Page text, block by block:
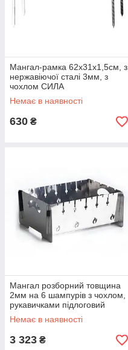
Мангал-рамка 62х31х1,5см, з
нержавіючої сталі 3мм, з
чохлом СИЛА
Немає в наявності
630 ₴
Мангал розборний товщина
2мм на 6 шампурів з чохлом,
рукавичками підлоговий
СИЛА
Немає в наявності
3 323 ₴